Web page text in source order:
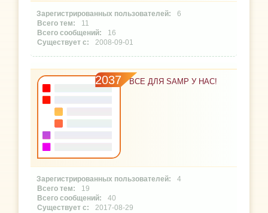
6
11
16
2008-09-01
2037 ВСЕ ДЛЯ SAMP У НАС!
4
19
40
2017-08-29